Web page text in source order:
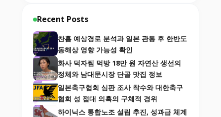
Recent Posts
찬홈 예상경로 분석과 일본 관통 후 한반도
동해상 영향 가능성 확인
화사 덕자찜 먹방 18만 원 자연산 생선의
정체와 남대문시장 단골 맛집 정보
일본축구협회 심판 조사 착수와 대한축구
협회 성 접대 의혹의 구체적 경위
하이닉스 통합노조 설립 추진, 성과급 체계